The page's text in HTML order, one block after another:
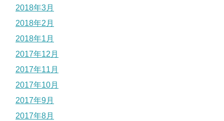
2018年3月
2018年2月
2018年1月
2017年12月
2017年11月
2017年10月
2017年9月
2017年8月